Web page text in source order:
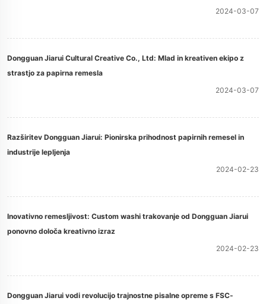
2024-03-07
Dongguan Jiarui Cultural Creative Co., Ltd: Mlad in kreativen ekipo z
strastjo za papirna remesla
2024-03-07
Razširitev Dongguan Jiarui: Pionirska prihodnost papirnih remesel in
industrije lepljenja
2024-02-23
Inovativno remesljivost: Custom washi trakovanje od Dongguan Jiarui
ponovno določa kreativno izraz
2024-02-23
Dongguan Jiarui vodi revolucijo trajnostne pisalne opreme s FSC-